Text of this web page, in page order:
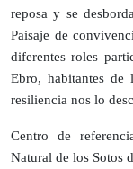
reposa y se
Paisaje de
diferentes roles
Ebro, habitantes
resiliencia nos lo
Centro de
Natural de los Sotos